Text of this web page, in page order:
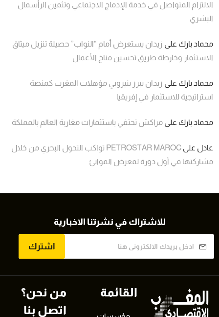
الالتزام المتواصل في خدمة الإدماج الاجتماعي وتثمين الرأسمال
البشري
محماد بارك على زيدان يستعرض أمام “النواب” حصيلة تنزيل ميثاق
الاستثمار وخارطة طريق تحسين مناخ الأعمال
محماد بارك على زيدان يبرز بنيروبي مؤهلات المغرب كمنصة
استراتيجية للاستثمار في إفريقيا
محماد بارك على مراكش تحتفي باستثمارات مغاربة العالم بالمملكة
عادل على
PETROSTAR MAROC تواكب التحول البحري من خلال
مشاركتها في أول دورة لمعرض الموانئ
للاشتراك في نشرتنا الاخبارية
اشترك
القائمة
من نحن؟
اتصل بنا